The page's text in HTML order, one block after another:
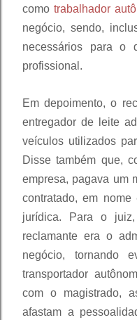
como trabalhador
negócio, sendo,
necessários para o
profissional.
Em depoimento, o
entregador de leite
veículos utilizados
Disse também que,
empresa, pagava um
contratado, em
jurídica. Para o
reclamante era o
negócio, tornando
transportador
com o magistrado,
afastam a